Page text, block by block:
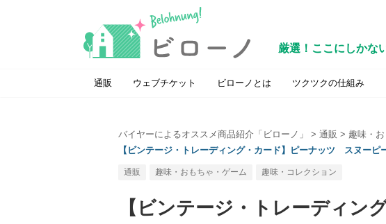
厳選！ここにしかな
通販 ウェブチケット ビローノとは ツクツクの仕組み
バイヤーによるオススメ商品紹介「ビローノ」 > 通販 > 趣味・
【ビンテージ・トレーディング・カード】ピーナッツ スヌー
通販 趣味・おもちゃ・ゲーム 趣味・コレクション
【ビンテージ・トレーディン